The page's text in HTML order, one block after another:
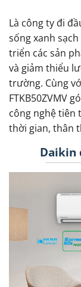
Là công ty đi
sống xanh
triển các sản
và giảm thiểu
trường. Cùng
FTKB50ZVMV
công nghệ tiên
thời gian, thân
Daikin